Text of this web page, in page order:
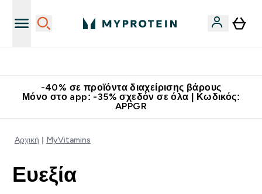
-40% σε προϊόντα διαχείρισης βάρους
Μόνο στο app: -35% σχεδόν σε όλα | Κωδικός:
APPGR
Αρχική MyVitamins
Ευεξία